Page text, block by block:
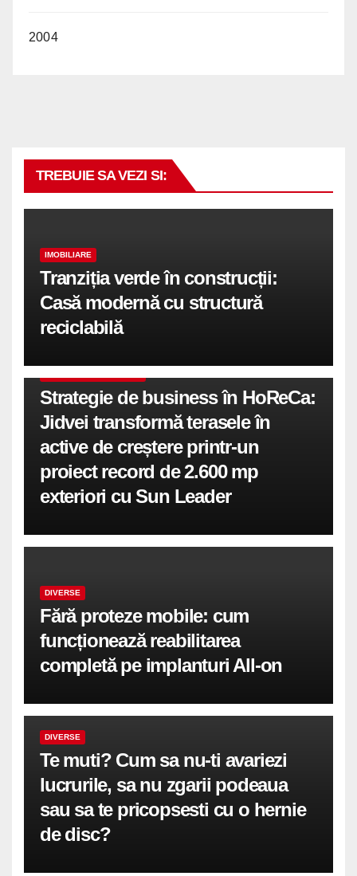
2004
TREBUIE SA VEZI SI:
IMOBILIARE
Tranziția verde în construcții:
Casă modernă cu structură
reciclabilă
Strategie de business în HoReCa:
Jidvei transformă terasele în
active de creștere printr-un
proiect record de 2.600 mp
exteriori cu Sun Leader
DIVERSE
Fără proteze mobile: cum
funcționează reabilitarea
completă pe implanturi All-on
DIVERSE
Te muti? Cum sa nu-ti avariezi
lucrurile, sa nu zgarii podeaua
sau sa te pricopsesti cu o hernie
de disc?